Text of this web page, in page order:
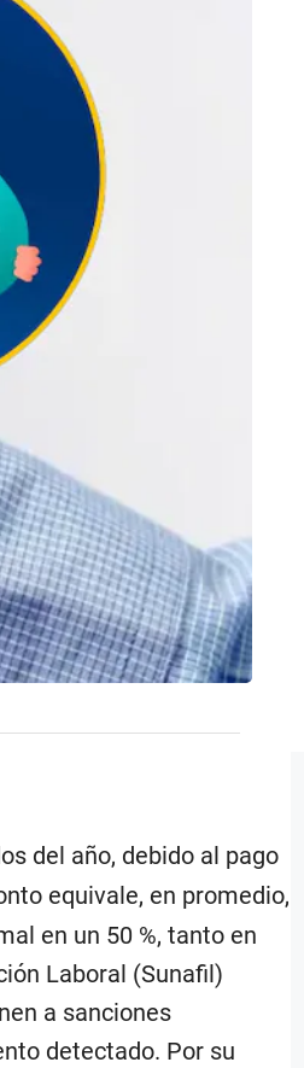
del año, debido al pago
equivale, en promedio,
en un 50 %, tanto en
Laboral (Sunafil)
a sanciones
detectado. Por su